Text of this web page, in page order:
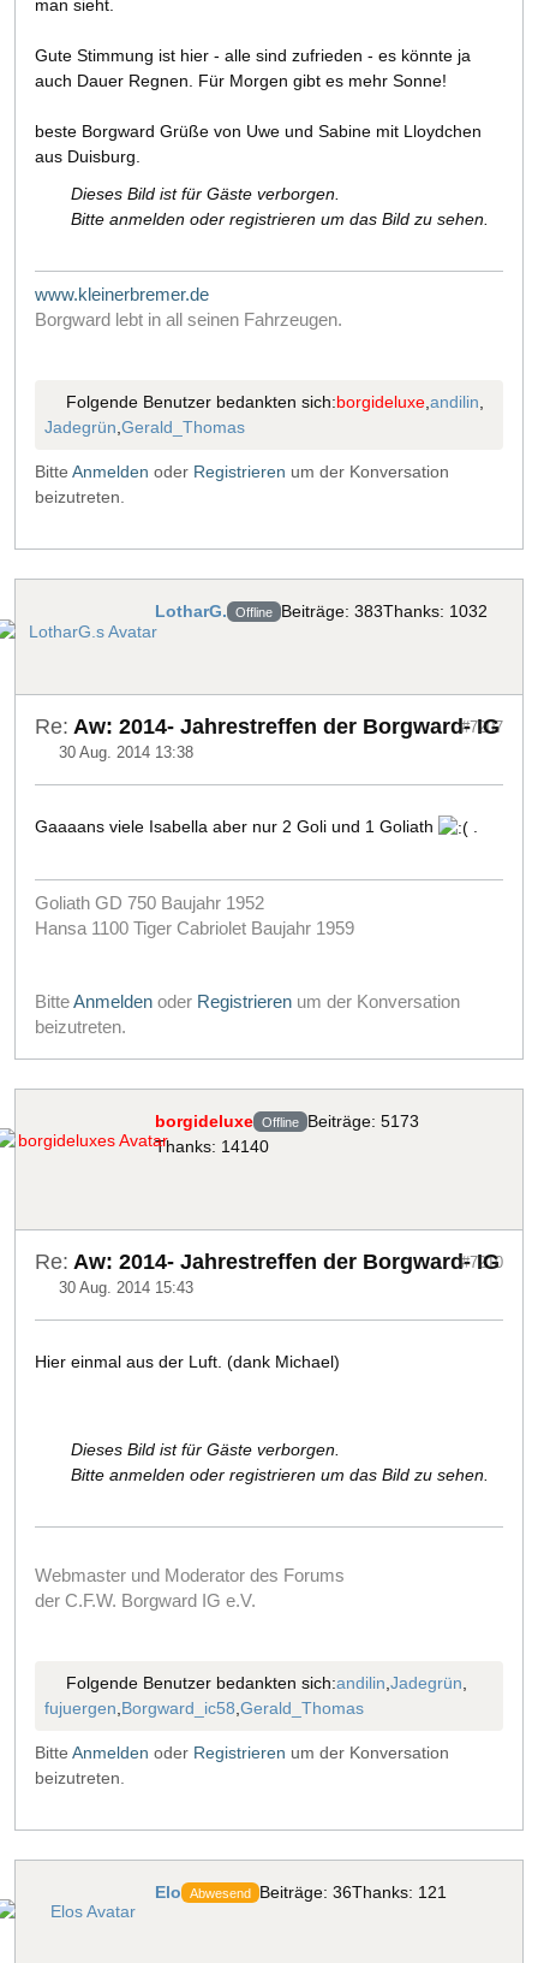
man sieht.
Gute Stimmung ist hier - alle sind zufrieden - es könnte ja
auch Dauer Regnen. Für Morgen gibt es mehr Sonne!
beste Borgward Grüße von Uwe und Sabine mit Lloydchen
aus Duisburg.
Dieses Bild ist für Gäste verborgen.
Bitte anmelden oder registrieren um das Bild zu sehen.
www.kleinerbremer.de
Borgward lebt in all seinen Fahrzeugen.
Folgende Benutzer bedankten sich:borgideluxe, andilin
Jadegrün Gerald_Thomas
Bitte Anmelden oder Registrieren um der Konversation
beizutreten.
LotharG. Offline Beiträge: 383Thanks: 1032
Re: Aw: 2014- Jahrestreffen der Borgward- IG
30 Aug. 2014 13:38
#7207
Gaaaans viele Isabella aber nur 2 Goli und 1 Goliath
Goliath GD 750 Baujahr 1952
Hansa 1100 Tiger Cabriolet Baujahr 1959
BitteAnmelden oder Registrieren um der Konversation
beizutreten.
borgideluxe Offline Beiträge: 5173
Thanks: 14140
Re: Aw: 2014- Jahrestreffen der Borgward- IG
30 Aug. 2014 15:43
#7210
Hier einmal aus der Luft. (dank Michael)
Dieses Bild ist für Gäste verborgen.
Bitte anmelden oder registrieren um das Bild zu sehen.
Webmaster und Moderator des Forums
der C.F.W. Borgward IG e.V.
Folgende Benutzer bedankten sich:andilin Jadegrün
fujuergen Borgward_ic58 Gerald_Thomas
Bitte Anmelden oder Registrieren um der Konversation
beizutreten.
Elo Abwesend Beiträge: 36Thanks: 121